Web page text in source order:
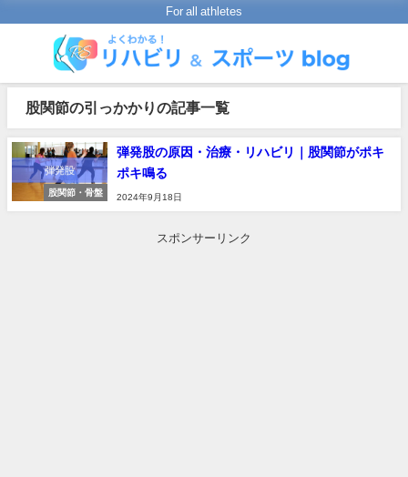
For all athletes
股関節の引っかかりの記事一覧
股関節・骨盤
弾発股の原因・治療・リハビリ｜股関節がポキ
ポキ鳴る
2024年9月18日
スポンサーリンク